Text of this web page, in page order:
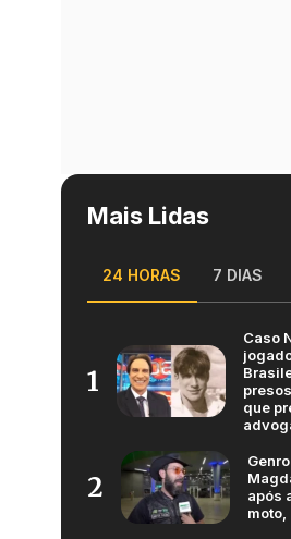
Mais Lidas
24 HORAS 7 DIAS
1
Caso
que
2
após